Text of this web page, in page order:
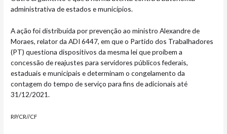
administrativa de estados e municípios.
A ação foi distribuída por prevenção ao ministro Alexandre de
Moraes, relator da ADI 6447, em que o Partido dos Trabalhadores
(PT) questiona dispositivos da mesma lei que proíbem a
concessão de reajustes para servidores públicos federais,
estaduais e municipais e determinam o congelamento da
contagem do tempo de serviço para fins de adicionais até
31/12/2021.
RP/CR//CF